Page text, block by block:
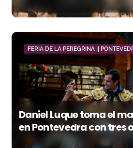
orejas
FERIA DE LA PEREGRINA ||
Daniel Luque toma el
en Pontevedra con tres
y una Puerta Grande de